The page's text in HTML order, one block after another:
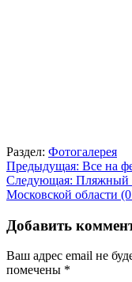
Раздел: Фотогалерея
Навигация
по
Предыдущая: Все на
Следующая: Пляжный
Московской области
Добавить
Ваш адрес email не
помечены *